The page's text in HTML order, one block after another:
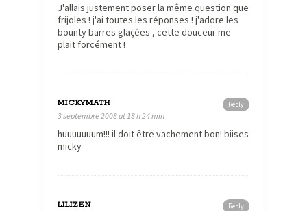
J'allais justement poser la même question que
frijoles ! j'ai toutes les réponses ! j'adore les
bounty barres glaçées , cette douceur me
plait forcément !
Reply
MICKYMATH
3 septembre 2008 at 18 h 24 min
huuuuuuum!!! il doit être vachement bon! biises
micky
Reply
LILIZEN